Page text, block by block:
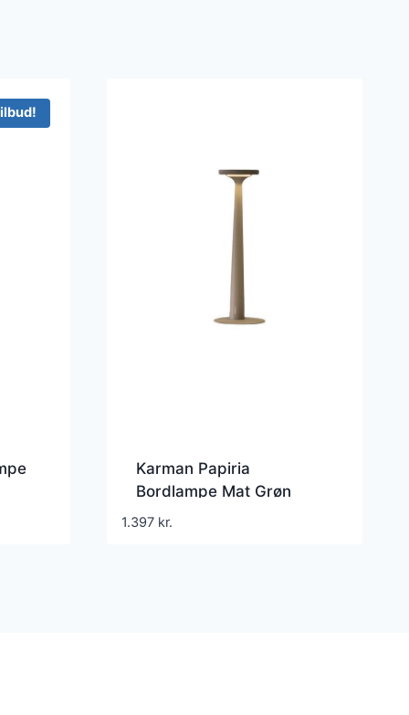
Karman Papiria
Bordlampe Mat Grøn
1.397 kr.